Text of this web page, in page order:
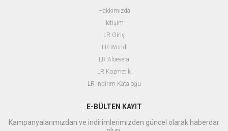
Hakkımızda
İletişim
LR Giriş
L R World
LR Aloevera
LR Kozmetik
LR İndirim Kataloğu
E-BÜLTEN KAYIT
Kampanyalarımızdan ve indirimlerimizden güncel olarak haberdar